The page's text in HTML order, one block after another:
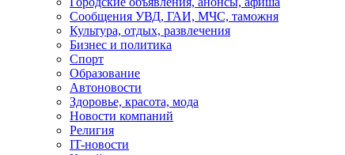
Сообщения УВД, ГАИ, МЧС, таможня
Культура, отдых, развлечения
Бизнес и политика
Спорт
Образование
Автоновости
Здоровье, красота, мода
Новости компаний
Религия
IT-новости